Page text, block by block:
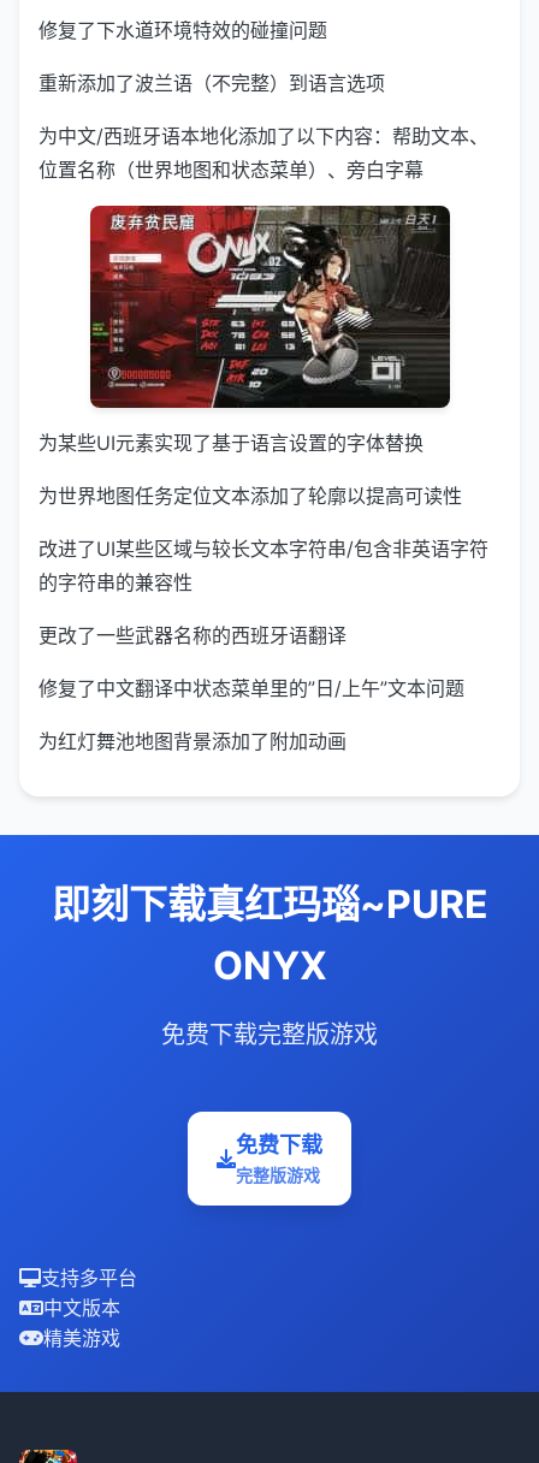
修复了下水道环境特效的碰撞问题
重新添加了波兰语（不完整）到语言选项
为中文/西班牙语本地化添加了以下内容：帮助文本、
位置名称（世界地图和状态菜单）、旁白字幕
为某些UI元素实现了基于语言设置的字体替换
为世界地图任务定位文本添加了轮廓以提高可读性
改进了UI某些区域与较长文本字符串/包含非英语字符
的字符串的兼容性
更改了一些武器名称的西班牙语翻译
修复了中文翻译中状态菜单里的”日/上午”文本问题
为红灯舞池地图背景添加了附加动画
即刻下载真红玛瑙~PURE
ONYX
免费下载完整版游戏
免费下载
完整版游戏
支持多平台
中文版本
精美游戏